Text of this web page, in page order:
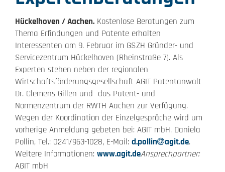
Hückelhoven / Aachen. Kostenlose Beratungen zum
Thema Erfindungen und Patente erhalten
Interessenten am 9. Februar im GSZH Gründer- und
Servicezentrum Hückelhoven (Rheinstraße 7). Als
Experten stehen neben der regionalen
Wirtschaftsförderungsgesellschaft AGIT Patentanwalt
Dr. Clemens Gillen und das Patent- und
Normenzentrum der RWTH Aachen zur Verfügung.
Wegen der Koordination der Einzelgespräche wird um
vorherige Anmeldung gebeten bei: AGIT mbH, Daniela
Pollin, Tel.: 0241/963-1028, E-Mail: d.pollin agit.de.
Weitere Informationen: www.agit.deAnsprechpartner:
AGIT mbH